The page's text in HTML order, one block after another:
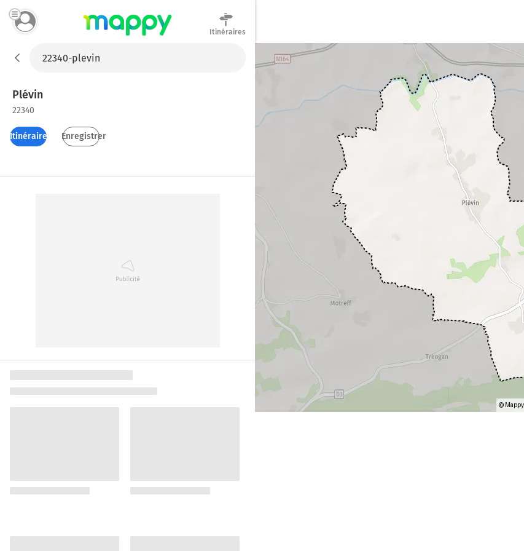
Itinéraires
Plévin
22340
Itinéraires Enregistrer